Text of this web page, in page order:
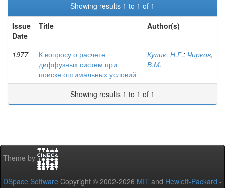
Showing results 1 to 1 of 1
Issue
Date
Title Author(s)
1977
К вопросу о расчете
диффузных систем при
поиске оптимальных условий
Кулик, Н.Г.; Чирков,
В.М.
Showing results 1 to 1 of 1
Theme by
DSpace Software Copyright © 2002-2026 MIT and Hewlett-Packard -